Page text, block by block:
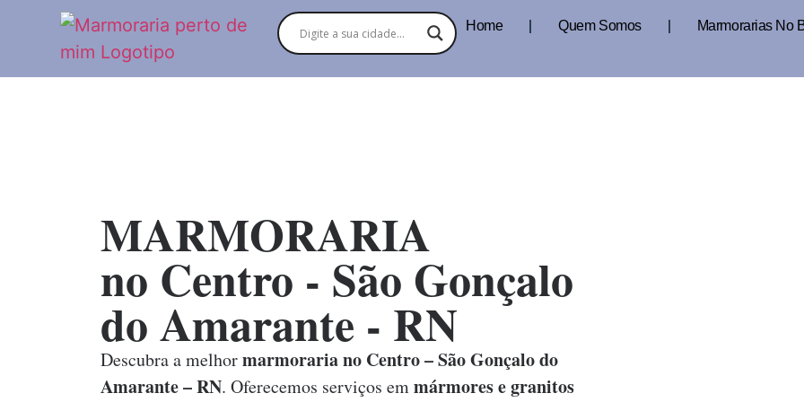
Home Quem Somos Marmorarias No
MARMORARIA
no Centro - São Gonçalo
do Amarante - RN
Descubra a melhormarmoraria no Centro – São Gonçalo do
Amarante – RN. Oferecemos serviços emmármores e granitos